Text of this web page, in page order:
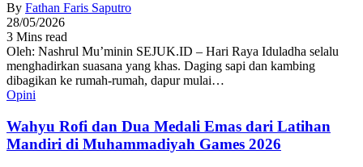
By Fathan Faris Saputro
28/05/2026
3 Mins read
Oleh: Nashrul Mu’minin SEJUK.ID – Hari Raya Iduladha selalu
menghadirkan suasana yang khas. Daging sapi dan kambing
dibagikan ke rumah-rumah, dapur mulai…
Opini
Wahyu Rofi dan Dua Medali Emas dari Latihan
Mandiri di Muhammadiyah Games 2026